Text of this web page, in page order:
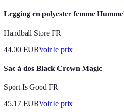
Legging en polyester femme
Handball Store FR
44.00 EURVoir le prix
Sac à dos Black Crown Magic
Sport Is Good FR
45.17 EURVoir le prix